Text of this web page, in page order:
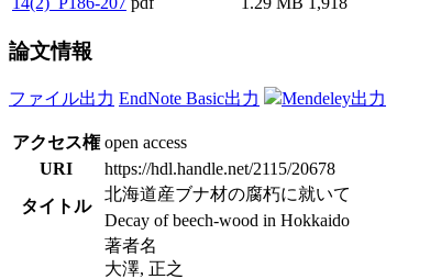
論文情報
ファイル出力 EndNote Basic出力 Mendeley出力
アクセス権 open access
URI
https://hdl.handle.net/2115/20678
タイトル
北海道産ブナ材の腐朽に就いて
Decay of beech-wood in Hokkaido
著者名
大澤, 正之